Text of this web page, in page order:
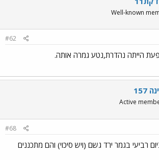
Well-known
#62
הייתה נהדרת,נטע גמרה אותה.
157
Active
#68
רביעי בגמר ירד גשם (ויש סיכוי) והם מתכננים